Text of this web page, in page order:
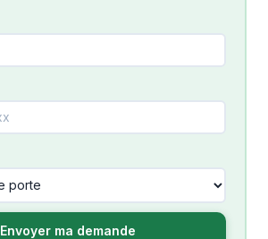
Envoyer ma demande